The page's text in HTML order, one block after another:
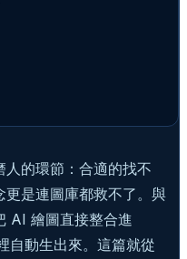
的環節：合適的找不
是連圖庫都救不了。與
AI 繪圖直接整合進
自動生出來。這篇就從